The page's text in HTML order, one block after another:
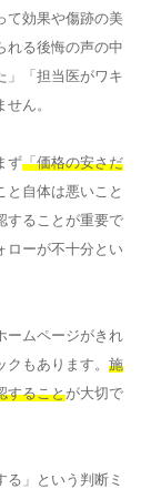
て効果や傷跡の美
れる後悔の声の中
」「担当医がワキ
ん。
ず「価格の安さだ
と自体は悪いこと
することが重要で
ローが不十分とい
ームページがきれ
もあります。 施
することが大切で
る」という判断ミ